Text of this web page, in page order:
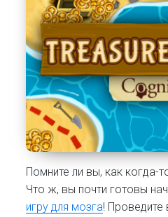
Помните ли вы, как когда-
Что ж, вы почти готовы
игру для мозга! Проведите